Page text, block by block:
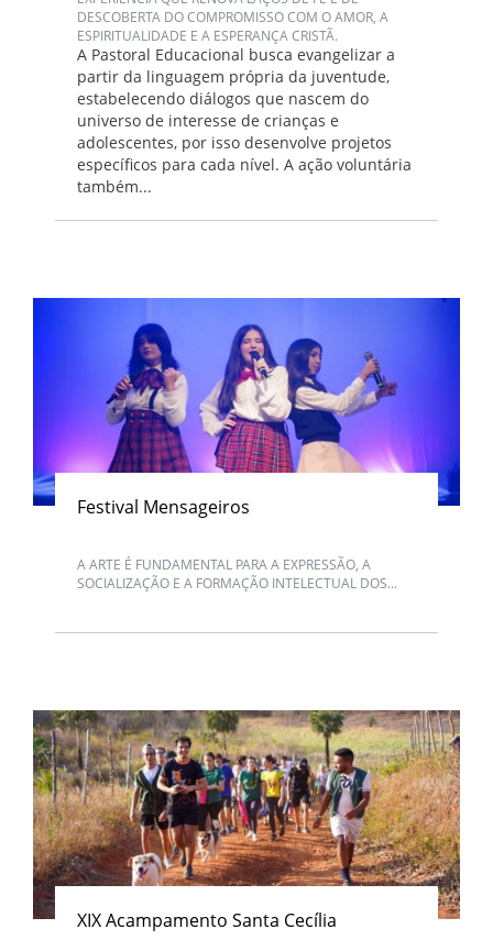
DESCOBERTA DO COMPROMISSO COM O AMOR, A
ESPIRITUALIDADE E A ESPERANÇA CRISTÃ.
A Pastoral Educacional busca evangelizar a
partir da linguagem própria da juventude,
estabelecendo diálogos que nascem do
universo de interesse de crianças e
adolescentes, por isso desenvolve projetos
específicos para cada nível. A ação voluntária
também...
Festival Mensageiros
A ARTE É FUNDAMENTAL PARA A EXPRESSÃO, A
SOCIALIZAÇÃO E A FORMAÇÃO INTELECTUAL DOS...
XIX Acampamento Santa Cecília